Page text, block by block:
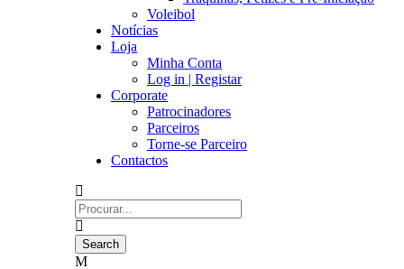
Voleibol
Notícias
Loja
Minha Conta
Log in | Registar
Corporate
Patrocinadores
Parceiros
Torne-se Parceiro
Contactos